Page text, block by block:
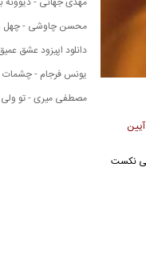
نکست
محسن چاوشی - چهل
دانلود اپیزود عشق
یونس فرجام - چشمات
مصطفی میری - تو ولی